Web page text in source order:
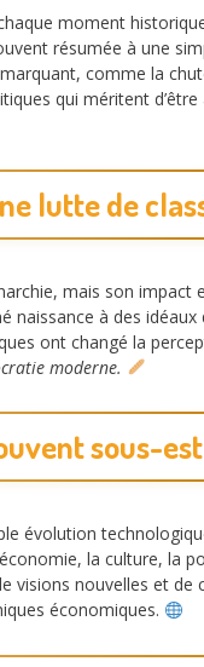
moment
résumée à une
comme la
qui méritent
lutte de
mais son impact
naissance à des
ont changé la
moderne.
sous-
évolution
la culture, la
visions nouvelles et
économiques.